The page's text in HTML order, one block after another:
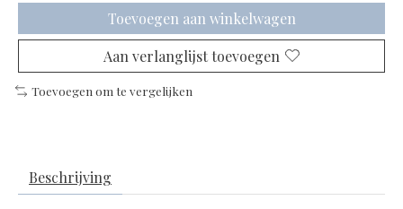
Toevoegen aan winkelwagen
Aan verlanglijst toevoegen
Toevoegen om te vergelijken
Beschrijving